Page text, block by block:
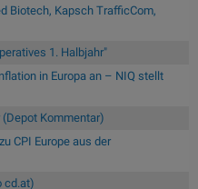
Biotech, Kapsch TrafficCom,
1. Halbjahr"
in Europa an – NIQ stellt
Kommentar)
CPI Europe aus der
cd.at)